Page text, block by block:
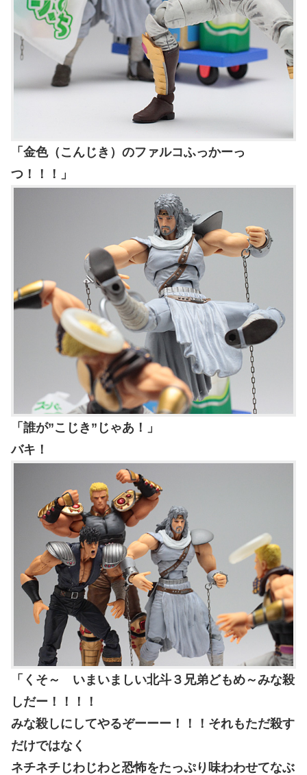
「金色（こんじき）のファルコふっかーっ
つ！！！」
「誰が”こじき”じゃあ！」
バキ！
「くそ～ いまいましい北斗３兄弟どもめ～みな殺
しだー！！！！
みな殺しにしてやるぞーーー！！！それもただ殺す
だけではなく
ネチネチじわじわと恐怖をたっぷり味わわせてなぶ